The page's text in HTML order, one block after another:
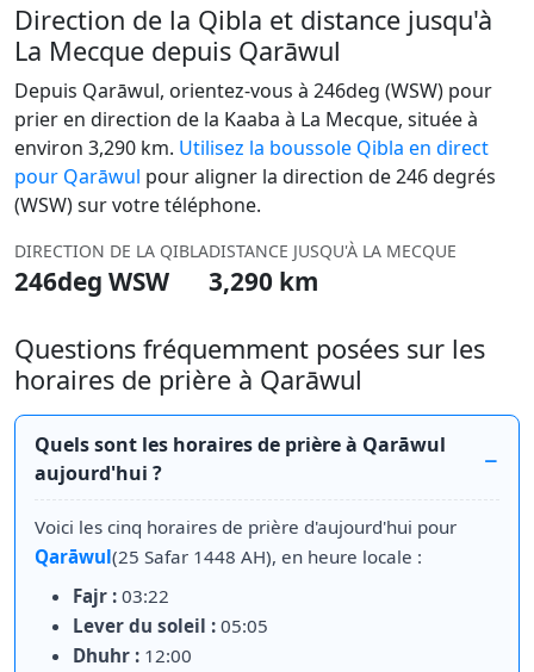
Direction de la Qibla et distance jusqu'à
La Mecque depuis Qarāwul
Depuis Qarāwul, orientez-vous à 246deg (WSW) pour
prier en direction de la Kaaba à La Mecque, située à
environ 3,290 km. Utilisez la boussole Qibla en direct
pour Qarāwul pour aligner la direction de 246 degrés
(WSW) sur votre téléphone.
DIRECTION DE LA QIBLA
246deg WSW
DISTANCE JUSQU'À LA MECQUE
3,290 km
Questions fréquemment posées sur les
horaires de prière à Qarāwul
Quels sont les horaires de prière à Qarāwul
aujourd'hui ?
Voici les cinq horaires de prière d'aujourd'hui pour
Qarāwul(25 Safar 1448 AH), en heure locale :
Fajr : 03:22
Lever du soleil : 05:05
Dhuhr : 12:00